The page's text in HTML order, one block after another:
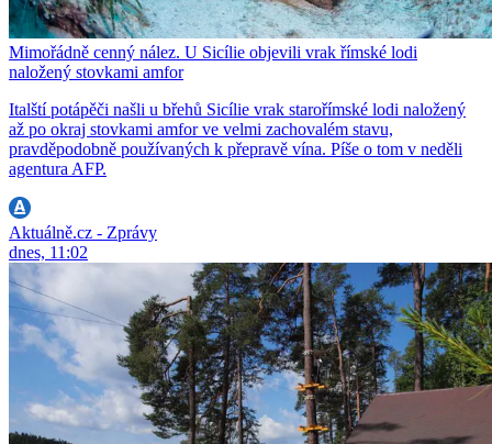
Mimořádně cenný nález. U Sicílie objevili vrak římské lodi
naložený stovkami amfor
Italští potápěči našli u břehů Sicílie vrak starořímské lodi naložený
až po okraj stovkami amfor ve velmi zachovalém stavu,
pravděpodobně používaných k přepravě vína. Píše o tom v neděli
agentura AFP.
Aktuálně.cz - Zprávy
dnes, 11:02